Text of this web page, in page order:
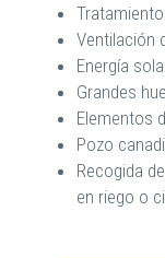
Ventilación
Energía
Grandes
Elementos
Pozo
Recogida
en riego o